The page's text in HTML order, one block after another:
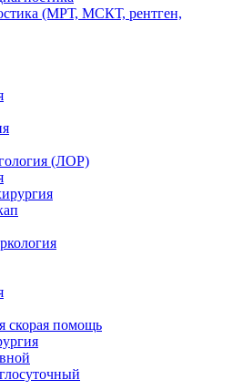
(МРТ, МСКТ, рентген,
(ЛОР)
скорая помощь